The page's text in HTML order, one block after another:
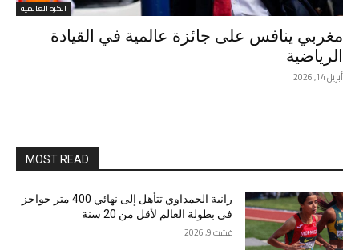
الكرة العالمية
مغربي ينافس على جائزة عالمية في القيادة
الرياضية
أبريل 14, 2026
MOST READ
رانية الحمداوي تتأهل إلى نهائي 400 متر حواجز
في بطولة العالم لأقل من 20 سنة
غشت 9, 2026